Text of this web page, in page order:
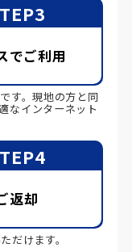
でご利用
す。現地の方と同
なインターネット
返却
だけます。